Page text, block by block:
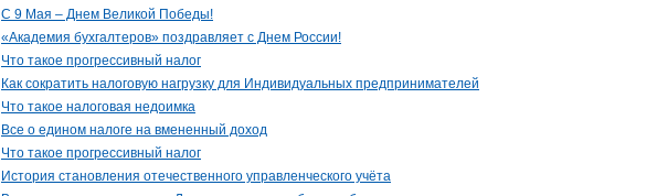
С 9 Мая – Днем Великой Победы!
«Академия бухгалтеров» поздравляет с Днем России!
Что такое прогрессивный налог
Как сократить налоговую нагрузку для Индивидуальных предпринимателей
Что такое налоговая недоимка
Все о едином налоге на вмененный доход
Что такое прогрессивный налог
История становления отечественного управленческого учёта